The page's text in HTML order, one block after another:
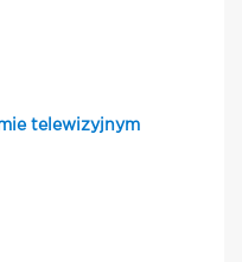
telewizyjnym